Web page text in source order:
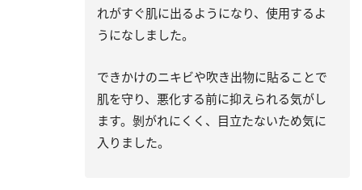
れがすぐ肌に出るようになり、使用するよ
うになしました。
できかけのニキビや吹き出物に貼ることで
肌を守り、悪化する前に抑えられる気がし
ます。剝がれにくく、目立たないため気に
入りました。